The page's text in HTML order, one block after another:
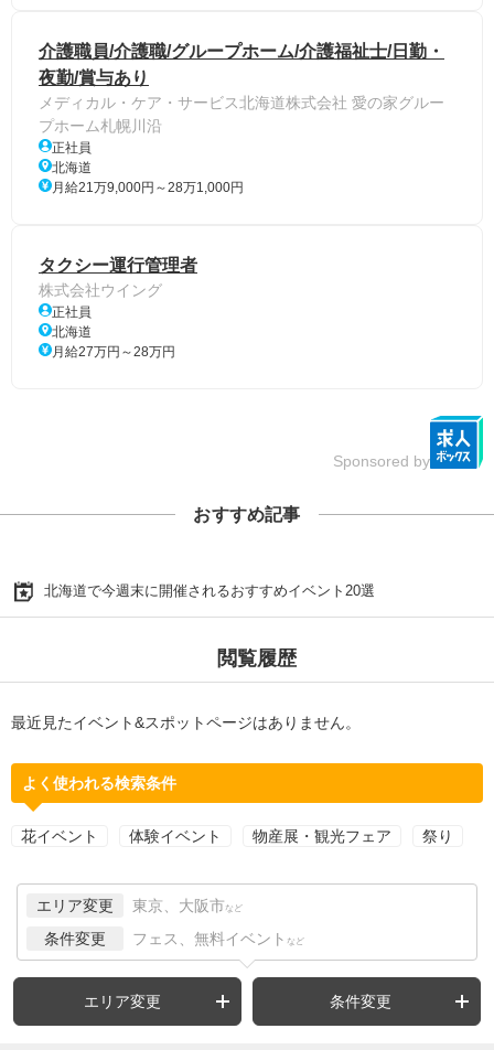
介護職員/介護職/グループホーム/介護福祉士/日勤・
夜勤/賞与あり
メディカル・ケア・サービス北海道株式会社 愛の家グルー
プホーム札幌川沿
正社員
北海道
月給21万9,000円～28万1,000円
タクシー運行管理者
株式会社ウイング
正社員
北海道
月給27万円～28万円
Sponsored by
おすすめ記事
北海道で今週末に開催されるおすすめイベント20選
閲覧履歴
最近見たイベント&スポットページはありません。
よく使われる検索条件
花イベント 体験イベント 物産展・観光フェア 祭り
エリア変更 東京、大阪市 など
条件変更 フェス、無料イベント など
エリア変更 条件変更